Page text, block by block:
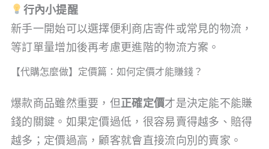
行內小提醒
新手一開始可以選擇便利商店寄件或常見的物流，
等訂單量增加後再考慮更進階的物流方案。
【代購怎麼做】定價篇：如何定價才能賺錢？
爆款商品雖然重要，但正確定價才是決定能不能賺
錢的關鍵。如果定價過低，很容易賣得越多、賠得
越多；定價過高，顧客就會直接流向別的賣家。